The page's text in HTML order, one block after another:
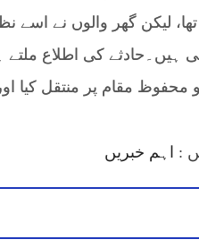
لیکن گھر والوں نے اسے
محفوظ مقام پر منتقل کیا
: اہم خبریں